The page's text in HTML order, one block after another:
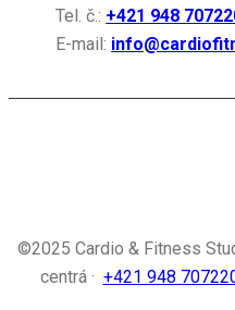
Tel. č.: +421 948
E-mail:
©2025 Cardio & Fitness
centrá · +421 948